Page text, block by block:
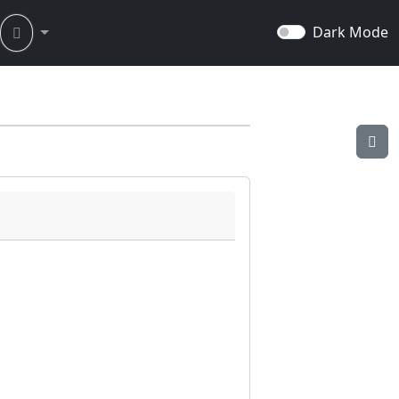
Dark Mode